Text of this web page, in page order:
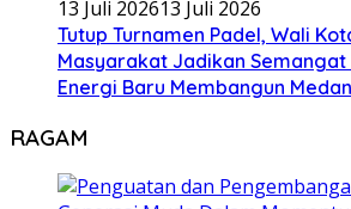
13 Juli 202613 Juli 2026
Tutup Turnamen Padel, Wali
Masyarakat Jadikan
Energi Baru Membangun Medan
RAGAM